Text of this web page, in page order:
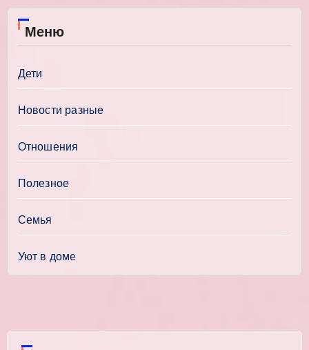
Меню
Дети
Новости разные
Отношения
Полезное
Семья
Уют в доме